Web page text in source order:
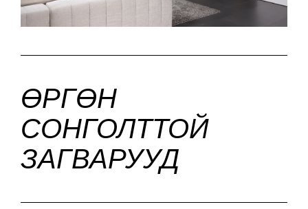
ӨРГӨН
СОНГОЛТТОЙ
ЗАГВАРУУД